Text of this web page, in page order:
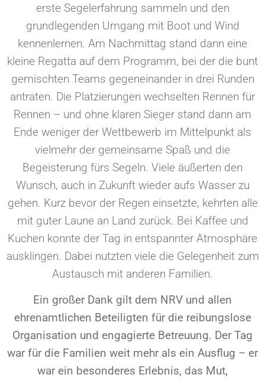
erste Segelerfahrung sammeln und den
grundlegenden Umgang mit Boot und Wind
kennenlernen. Am Nachmittag stand dann eine
kleine Regatta auf dem Programm, bei der die bunt
gemischten Teams gegeneinander in drei Runden
antraten. Die Platzierungen wechselten Rennen für
Rennen – und ohne klaren Sieger stand dann am
Ende weniger der Wettbewerb im Mittelpunkt als
vielmehr der gemeinsame Spaß und die
Begeisterung fürs Segeln. Viele äußerten den
Wunsch, auch in Zukunft wieder aufs Wasser zu
gehen. Kurz bevor der Regen einsetzte, kehrten alle
mit guter Laune an Land zurück. Bei Kaffee und
Kuchen konnte der Tag in entspannter Atmosphäre
ausklingen. Dabei nutzten viele die Gelegenheit zum
Austausch mit anderen Familien.
Ein großer Dank gilt dem NRV und allen
ehrenamtlichen Beteiligten für die reibungslose
Organisation und engagierte Betreuung. Der Tag
war für die Familien weit mehr als ein Ausflug – er
war ein besonderes Erlebnis, das Mut,